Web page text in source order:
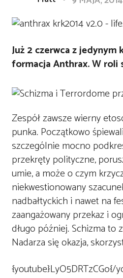
Już 2 czerwca z
formacja Anthrax. W roli
Zespół zawsze wierny
punka. Początkowo
szczególnie mocno
przekręty polityczne,
umie, a może o czym
niekwestionowany
nadbałtyckich i nawet na
zaangażowany przekaz i
długo później. Schizma to
Nadarza się okazja,
{youtube}LyO5DRTzCGo{/